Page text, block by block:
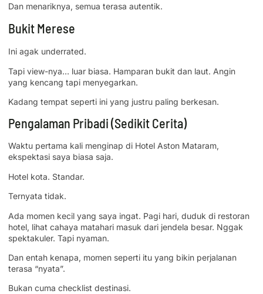
Dan menariknya, semua terasa autentik.
Bukit Merese
Ini agak underrated.
Tapi view-nya… luar biasa. Hamparan bukit dan laut. Angin
yang kencang tapi menyegarkan.
Kadang tempat seperti ini yang justru paling berkesan.
Pengalaman Pribadi (Sedikit Cerita)
Waktu pertama kali menginap di Hotel Aston Mataram,
ekspektasi saya biasa saja.
Hotel kota. Standar.
Ternyata tidak.
Ada momen kecil yang saya ingat. Pagi hari, duduk di restoran
hotel, lihat cahaya matahari masuk dari jendela besar. Nggak
spektakuler. Tapi nyaman.
Dan entah kenapa, momen seperti itu yang bikin perjalanan
terasa “nyata”.
Bukan cuma checklist destinasi.